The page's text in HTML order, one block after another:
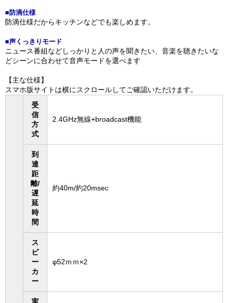
■防滴仕様
防滴仕様だからキッチンなどでも楽しめます。
■声くっきりモード
ニュース番組などしっかりと人の声を聞きたい、音楽を聴きたいな
どシーンに合わせて音声モードを選べます
【主な仕様】
スマホ版サイトは横にスクロールしてご確認いただけます。
受
信
方
式
2.4GHz無線+broadcast機能
到
達
距
離/
遅
延
時
間
約40m/約20msec
ス
ピ
ー
カ
ー
φ52ｍｍ×2